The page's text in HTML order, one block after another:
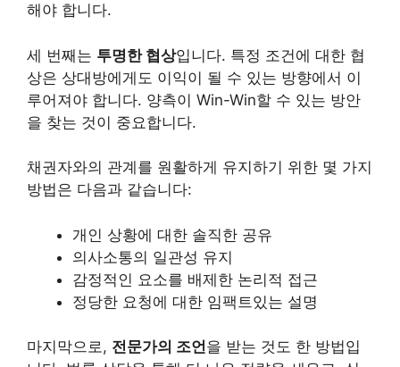
해야 합니다.
세 번째는 투명한 협상입니다. 특정 조건에 대한 협
상은 상대방에게도 이익이 될 수 있는 방향에서 이
루어져야 합니다. 양측이 Win-Win할 수 있는 방안
을 찾는 것이 중요합니다.
채권자와의 관계를 원활하게 유지하기 위한 몇 가지
방법은 다음과 같습니다:
개인 상황에 대한 솔직한 공유
의사소통의 일관성 유지
감정적인 요소를 배제한 논리적 접근
정당한 요청에 대한 임팩트있는 설명
마지막으로, 전문가의 조언을 받는 것도 한 방법입